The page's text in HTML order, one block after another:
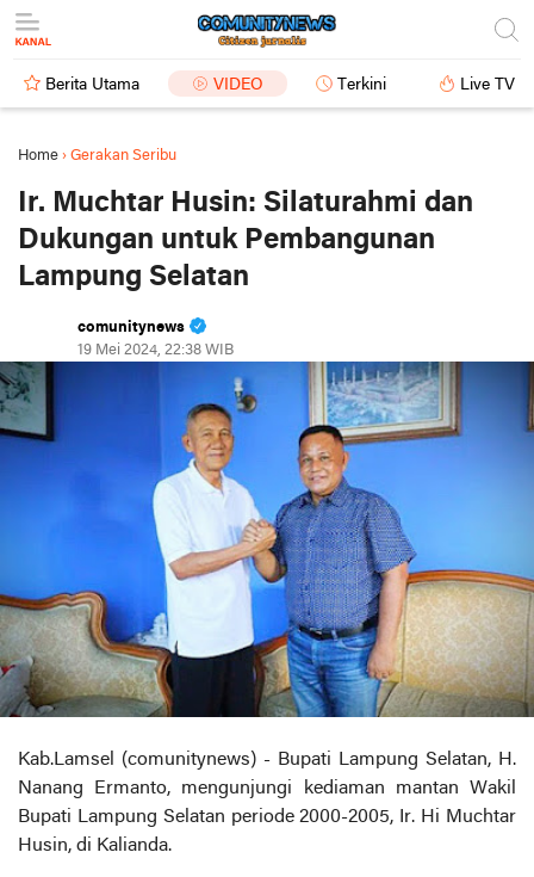
Berita Utama VIDEO Terkini Live TV
Home › Gerakan Seribu
Ir. Muchtar Husin: Silaturahmi dan
Dukungan untuk Pembangunan
Lampung Selatan
comunitynews
19 Mei 2024, 22:38 WIB
Kab.Lamsel (comunitynews) - Bupati Lampung Selatan, H.
Nanang Ermanto, mengunjungi kediaman mantan Wakil
Bupati Lampung Selatan periode 2000-2005, Ir. Hi Muchtar
Husin, di Kalianda.